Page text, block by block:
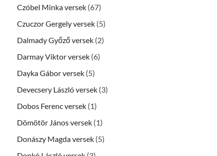
Czóbel Minka versek (67)
Czuczor Gergely versek (5)
Dalmady Győző versek (2)
Darmay Viktor versek (6)
Dayka Gábor versek (5)
Devecsery László versek (3)
Dobos Ferenc versek (1)
Dömötör János versek (1)
Donászy Magda versek (5)